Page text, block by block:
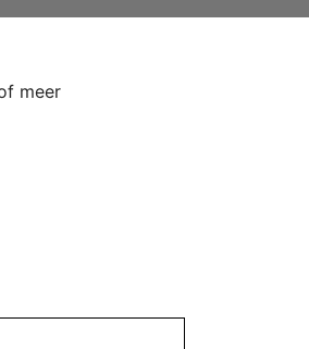
meer